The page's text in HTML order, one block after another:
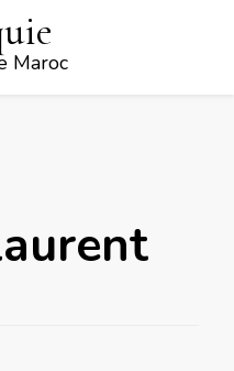
Maroc